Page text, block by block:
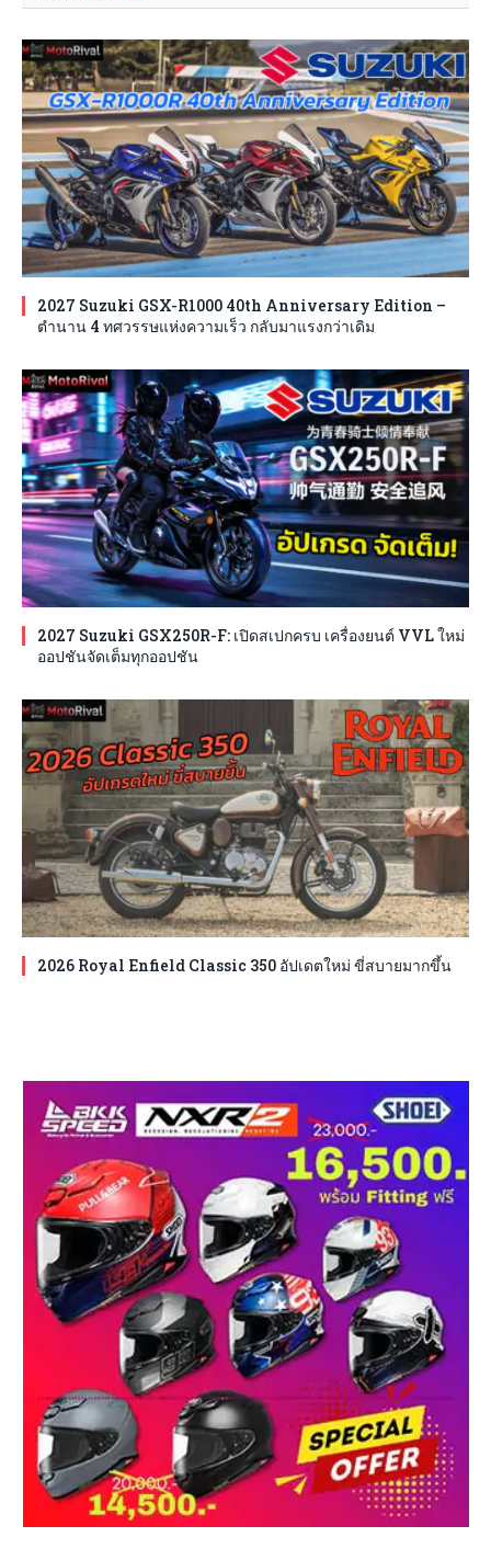
2027 Suzuki GSX-R1000 40th Anniversary Edition –
ตำนาน 4 ทศวรรษแห่งความเร็ว กลับมาแรงกว่าเดิม
2027 Suzuki GSX250R-F: เปิดสเปกครบ เครื่องยนต์ VVL ใหม่
ออปชันจัดเต็มทุกออปชัน
2026 Royal Enfield Classic 350 อัปเดตใหม่ ขี่สบายมากขึ้น